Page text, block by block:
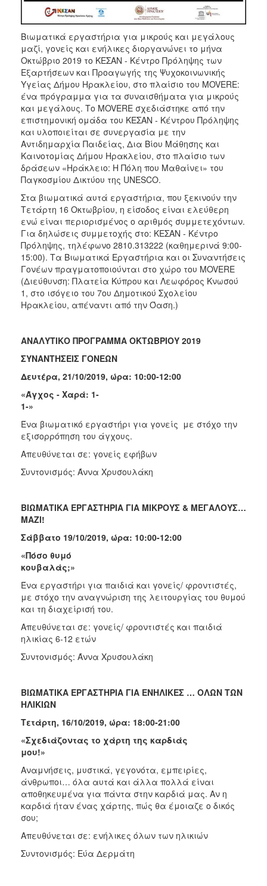
ΕΠΙΣΚΕΠΤΗΣ
ΗΡΑΚΛΕΙΟ
Βιωματικά εργαστήρια για μικρούς και μεγάλους
μαζί, γονείς και ενήλικες διοργανώνει το μήνα
Οκτώβριο 2019 το ΚΕΣΑΝ - Κέντρο Πρόληψης των
Εξαρτήσεων και Προαγωγής της Ψυχοκοινωνικής
Υγείας Δήμου Ηρακλείου, στο πλαίσιο του MOVERE:
ένα πρόγραμμα για τα συναισθήματα για μικρούς
και μεγάλους. Το MOVERE σχεδιάστηκε από την
επιστημονική ομάδα του ΚΕΣΑΝ - Κέντρου Πρόληψης
και υλοποιείται σε συνεργασία με την
Αντιδημαρχία Παιδείας, Δια Βίου Μάθησης και
Καινοτομίας Δήμου Ηρακλείου, στο πλαίσιο των
δράσεων «Ηράκλειο: Η Πόλη που Μαθαίνει» του
Παγκοσμίου Δικτύου της UNESCO.
Στα βιωματικά αυτά εργαστήρια, που ξεκινούν την
Τετάρτη 16 Οκτωβρίου, η είσοδος είναι ελεύθερη
ενώ είναι περιορισμένος ο αριθμός συμμετεχόντων.
Για δηλώσεις συμμετοχής στο: ΚΕΣΑΝ - Κέντρο
Πρόληψης, τηλέφωνο 2810.313222 (καθημερινά 9:00-
15:00). Τα Βιωματικά Εργαστήρια και οι Συναντήσεις
Γονέων πραγματοποιούνται στο χώρο του MOVERΕ
(Διεύθυνση: Πλατεία Κύπρου και Λεωφόρος Κνωσού
1, στο ισόγειο του 7ου Δημοτικού Σχολείου
Ηρακλείου, απέναντι από την Όαση.)
ΑΝΑΛΥΤΙΚΟ ΠΡΟΓΡΑΜΜΑ ΟΚΤΩΒΡΙΟΥ 2019
ΣΥΝΑΝΤΗΣΕΙΣ ΓΟΝΕΩΝ
Δευτέρα, 21/10/2019, ώρα: 10:00-12:00
«Άγχος - Χαρά: 1-
1-
Ένα βιωματικό εργαστήρι για γονείς με στόχο την
εξισορρόπηση του άγχους.
Απευθύνεται σε: γονείς εφήβων
Συντονισμός: Άννα Χρυσουλάκη
ΒΙΩΜΑΤΙΚΑ ΕΡΓΑΣΤΗΡΙΑ ΓΙΑ ΜΙΚΡΟΥΣ & ΜΕΓΑΛΟΥΣ…
ΜΑΖΙ!
Σάββατο 19/10/2019, ώρα: 10:00-12:00
«Πόσο θυμό
Ένα εργαστήρι για παιδιά και γονείς/ φροντιστές,
με στόχο την αναγνώριση της λειτουργίας του θυμού
και τη διαχείρισή του.
Απευθύνεται σε: γονείς/ φροντιστές και παιδιά
ηλικίας 6-12 ετών
Συντονισμός: Άννα Χρυσουλάκη
ΒΙΩΜΑΤΙΚΑ ΕΡΓΑΣΤΗΡΙΑ ΓΙΑ ΕΝΗΛΙΚΕΣ … ΟΛΩΝ ΤΩΝ
ΗΛΙΚΙΩΝ
Τετάρτη, 16/10/2019, ώρα: 18:00-21:00
«Σχεδιάζοντας το χάρτη της καρδιάς
μου!»
Αναμνήσεις, μυστικά, γεγονότα, εμπειρίες,
άνθρωποι… όλα αυτά και άλλα πολλά είναι
αποθηκευμένα για πάντα στην καρδιά μας. Αν η
καρδιά ήταν ένας χάρτης, πώς θα έμοιαζε ο δικός
σου;
Απευθύνεται σε: ενήλικες όλων των ηλικιών
Συντονισμός: Εύα Δερμάτη